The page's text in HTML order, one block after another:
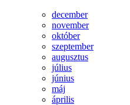
december
november
október
szeptember
augusztus
július
június
máj
április